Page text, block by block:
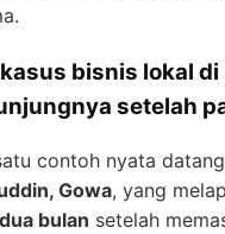
bisnis lokal
setelah
contoh nyata
Gowa, yang
bulan setelah